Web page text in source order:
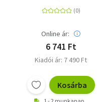
túsztárgyaló
Online ár:
6 741 Ft
Kiadói ár: 7 490 Ft
Kosárba